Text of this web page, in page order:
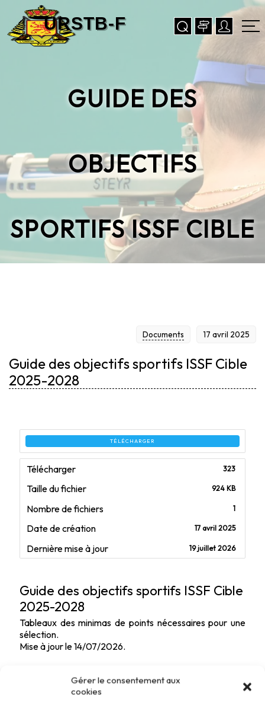
Gérer le consentement aux
cookies
GUIDE DES
OBJECTIFS
SPORTIFS ISSF CIBLE
17 avril 2025
Documents
Guide des objectifs sportifs ISSF Cible
2025-2028
TÉLÉCHARGER
Télécharger 323
Taille du fichier 924 KB
Nombre de fichiers 1
Date de création 17 avril 2025
Dernière mise à jour 19 juillet 2026
Guide des objectifs sportifs ISSF Cible
2025-2028
Tableaux des minimas de points nécessaires pour une
sélection.
Mise à jour le 14/07/2026.